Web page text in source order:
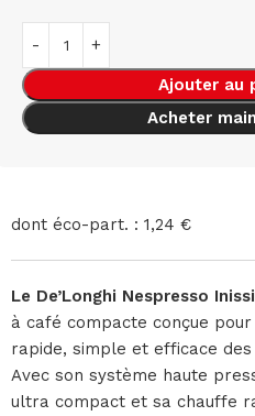
Ajouter au
Acheter
dont éco-part. : 1,24 €
Le De’Longhi Nespresso
à café compacte conçue
rapide, simple et efficace
Avec son système haute
ultra compact et sa chauffe